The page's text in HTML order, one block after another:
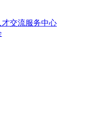
交流服务中心